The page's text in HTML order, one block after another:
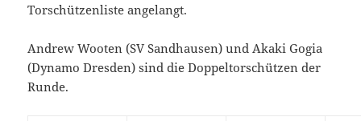
Torschützenliste angelangt.
Andrew Wooten (SV Sandhausen) und Akaki Gogia
(Dynamo Dresden) sind die Doppeltorschützen der
Runde.